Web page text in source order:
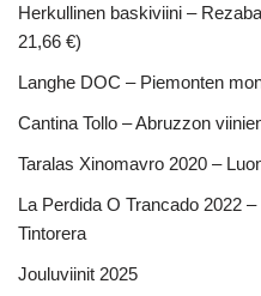
Herkullinen baskiviini –
21,66 €)
Langhe DOC – Piemonten
Cantina Tollo – Abruzzon
Taralas Xinomavro 2020 –
La Perdida O Trancado 2022
Tintorera
Jouluviinit 2025